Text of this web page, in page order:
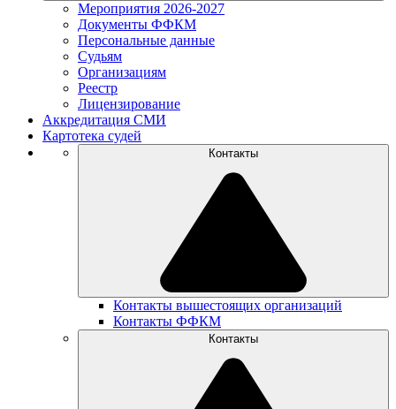
Мероприятия 2026-2027
Документы ФФКМ
Персональные данные
Судьям
Организациям
Реестр
Лицензирование
Аккредитация СМИ
Картотека судей
Контакты
Контакты вышестоящих организаций
Контакты ФФКМ
Контакты